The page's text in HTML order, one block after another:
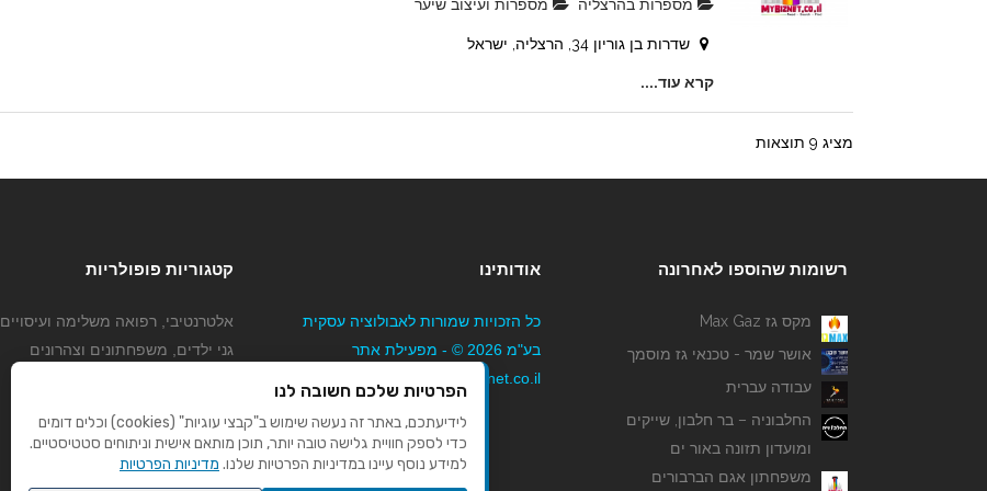
מספרות בהרצליה מספרות ועיצוב שיער
שדרות בן גוריון 34, הרצליה, ישראל
קרא עוד....
מציג 9 תוצאות
רשומות שהוספו לאחרונה
מקס גז Max Gaz
אושר שמר - טכנאי גז מוסמך
עבודה עברית
החלבוניה – בר חלבון, שייקים
ומועדון תזונה באור ים
משפחתון אגם הברבורים
אודותינו
כל הזכויות שמורות לאבולוציה עסקית
בע"מ 2026 © - מפעילת אתר
Mybiznet.co.il
קטגוריות פופולריות
אלטרנטיבי, רפואה משלימה ועיסויים
גני ילדים, משפחתונים וצהרונים
הפרטיות שלכם חשובה לנו
לידיעתכם, באתר זה נעשה שימוש ב"קבצי עוגיות" (cookies) וכלים דומים
כדי לספק חוויית גלישה טובה יותר, תוכן מותאם אישית וניתוחים סטטיסטיים.
למידע נוסף עיינו במדיניות הפרטיות שלנו. מדיניות הפרטיות